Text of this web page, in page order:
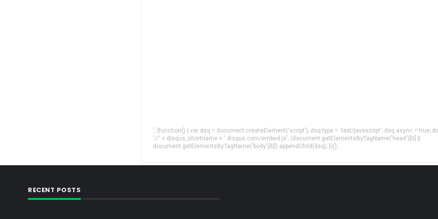
'; (function() { var dsq = document.createElement('script'); dsq.type = 'text/javascript'; dsq.async = true;
'//' + disqus_shortname + '.disqus.com/embed.js'; (document.getElementsByTagName('head')[0] ||
document.getElementsByTagName('body')[0]).appendChild(dsq); })();
RECENT POSTS